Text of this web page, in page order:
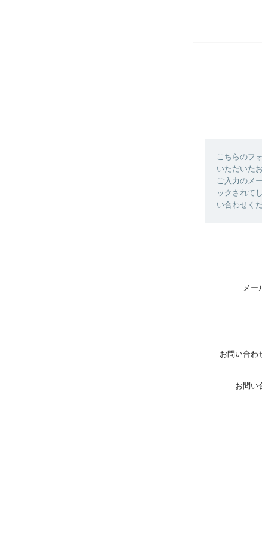
こちらのフ
いただいた
ご入力のメ
ックされて
い合わせく
メー
お問い合わ
お問い